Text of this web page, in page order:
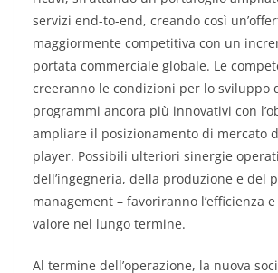
servizi end-to-end, creando così
maggiormente competitiva con un
portata commerciale globale. Le
creeranno le condizioni per lo sviluppo
programmi ancora più innovativi con
ampliare il posizionamento di mercato
player. Possibili ulteriori sinergie
dell’ingegneria, della produzione e del
management – favoriranno l’efficienza
valore nel lungo termine.
Al termine dell’operazione, la nuova